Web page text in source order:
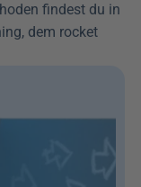
findest du in
dem rocket